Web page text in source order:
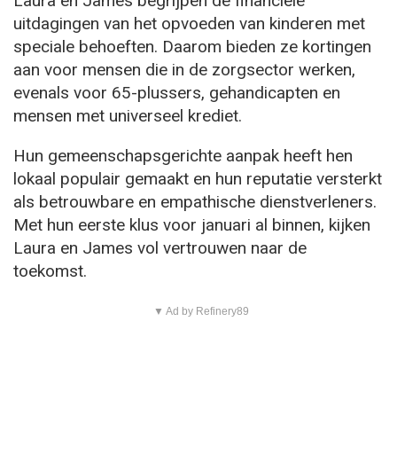
uitdagingen van het opvoeden van kinderen met
speciale behoeften. Daarom bieden ze kortingen
aan voor mensen die in de zorgsector werken,
evenals voor 65-plussers, gehandicapten en
mensen met universeel krediet.
Hun gemeenschapsgerichte aanpak heeft hen
lokaal populair gemaakt en hun reputatie versterkt
als betrouwbare en empathische dienstverleners.
Met hun eerste klus voor januari al binnen, kijken
Laura en James vol vertrouwen naar de
toekomst.
▼ Ad by Refinery89